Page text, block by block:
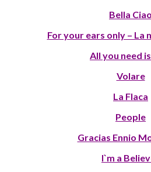
Bella Ciao
For your ears only – La
All you need
Volare
La Flaca
People
Gracias Ennio
I`m a